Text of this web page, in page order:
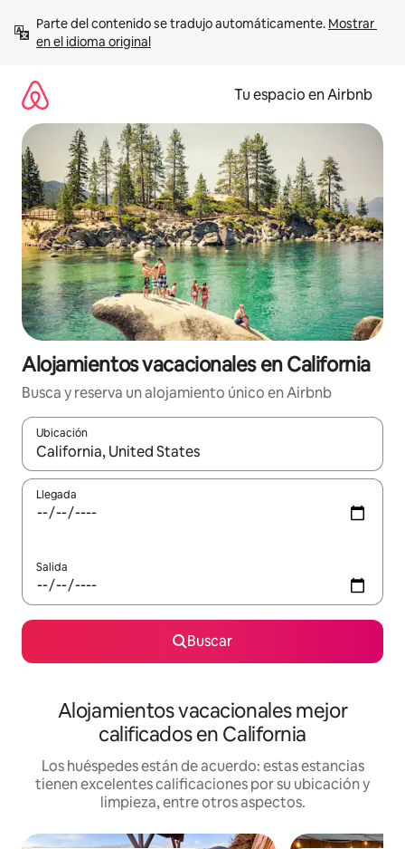
contenido
Parte del contenido se tradujo automáticamente. Mostrar
en el idioma original
Tu espacio en Airbnb
Alojamientos vacacionales en California
Busca y reserva un alojamiento único en Airbnb
Ubicación
Cuando los resultados estén disponibles, podrás navegar
Llegada
Salida
Buscar
Alojamientos vacacionales mejor
calificados en California
Los huéspedes están de acuerdo: estas estancias
tienen excelentes calificaciones por su ubicación y
limpieza, entre otros aspectos.